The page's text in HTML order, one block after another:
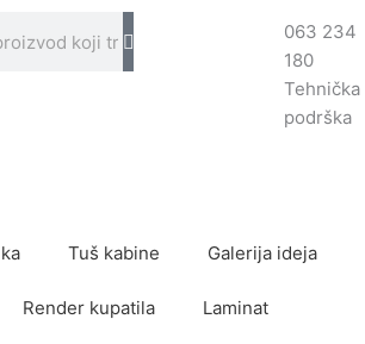
063 234
180
Tehnička
podrška
Tuš kabine Galerija ideja
Render kupatila Laminat